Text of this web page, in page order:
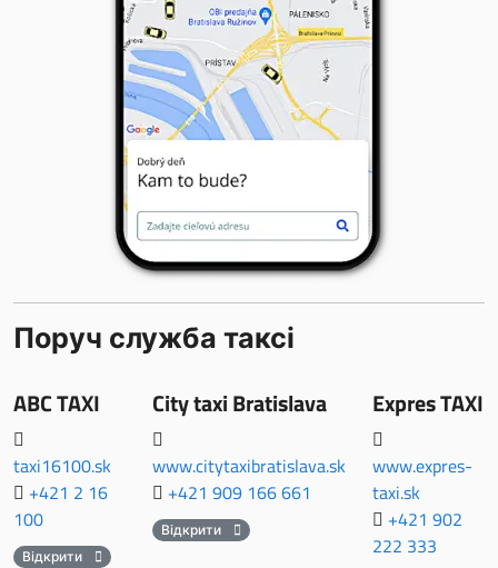
Поруч служба таксі
ABC TAXI
taxi16100.sk
+421 2 16
100
Відкрити
City taxi Bratislava
www.citytaxibratislava.sk
+421 909 166 661
Відкрити
Expres TAXI
www.expres-
taxi.sk
+421 902
222 333